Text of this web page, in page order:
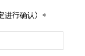
进行确认）*